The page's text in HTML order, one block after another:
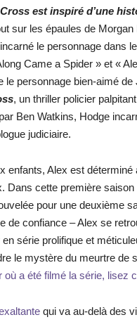
Cross est inspiré d’une
sur les épaules de Morgan
le personnage dans
Came a Spider » et «
le personnage bien-aimé de
, un thriller policier
Ben Watkins, Hodge
judiciaire.
enfants, Alex est déterminé
Dans cette première
pour une deuxième
de confiance – Alex se
série prolifique et
le mystère du meurtre de
où a été filmé la série, lisez
qui va au-delà des